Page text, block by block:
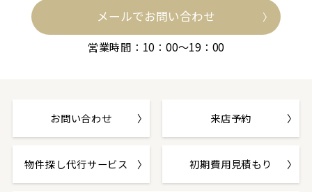
メールでお問い合わせ
営業時間：10：00～19：00
お問い合わせ 来店予約
物件探し代行サービス 初期費用見積もり